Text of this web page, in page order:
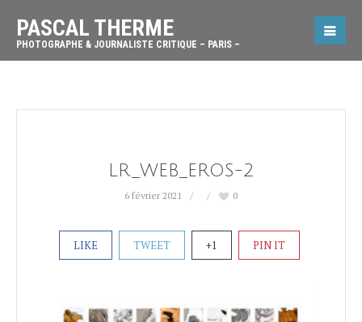
PASCAL THERME
PHOTOGRAPHE & JOURNALISTE CRITIQUE – PARIS –
LR_WEB_EROS-2
6 février 2021 0
LIKE TWEET +1 PIN IT